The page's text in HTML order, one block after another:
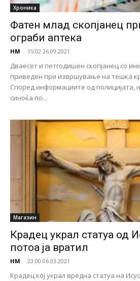
Хроника
Фатен млад скопјанец
ограби аптека
НМ - 15:02 26.09.2021
Дваесет и петгодишен скопјанец со
приведен при извршување на тешка
Според информациите од полицијата,
синоќа по...
Магазин
Крадец украл статуа од
потоа ја вратил
НМ - 23:00 06.03.2021
Крадец кој украл вредна статуа на